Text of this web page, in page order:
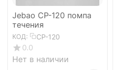
Jebao CP-120 помпа
течения
КОД: CP-120
0.0
Нет в наличии